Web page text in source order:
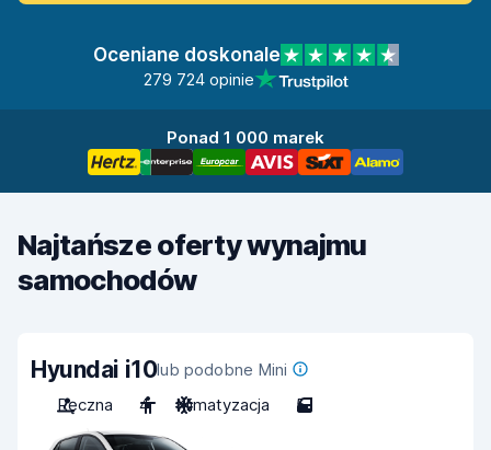
Oceniane doskonale
279 724 opinie
Ponad 1 000 marek
Najtańsze oferty wynajmu
samochodów
Hyundai i10lub podobne Mini
Ręczna
4 Klimatyzacja 5